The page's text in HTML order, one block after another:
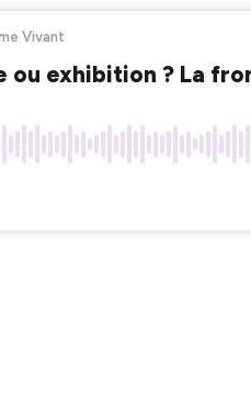
Vivant
ou exhibition ? La